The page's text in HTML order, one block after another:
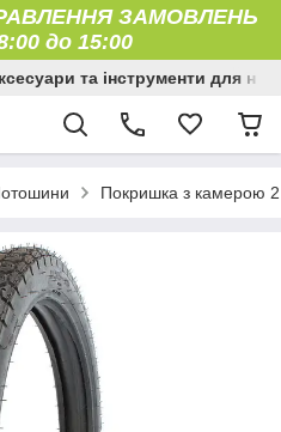
ЗАМОВЛЕНЬ
до 15:00
та інструменти для них
Покришка з камерою